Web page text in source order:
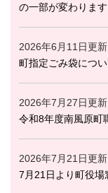
の一部が変わります
2026年6月11日更新
町指定ごみ袋につ
2026年7月27日更新
令和8年度南風原町
2026年7月21日更新
7月21日より町役場